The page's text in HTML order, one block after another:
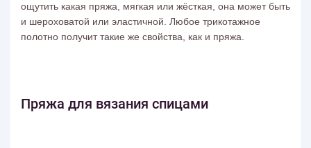
ощутить какая пряжа, мягкая или жёсткая, она может быть
и шероховатой или эластичной. Любое трикотажное
полотно получит такие же свойства, как и пряжа.
Пряжа для вязания спицами